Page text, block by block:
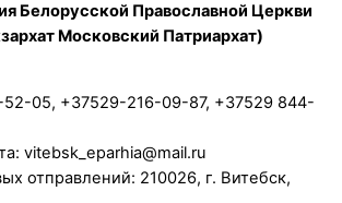
Белорусской Православной Церкви
Московский Патриархат)
05, +37529-216-09-87, +37529 844-
vitebsk_eparhia@mail.ru
отправлений: 210026, г. Витебск,